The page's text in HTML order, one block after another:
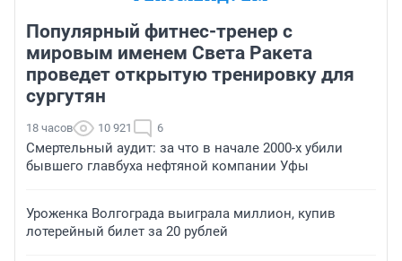
Популярный фитнес-тренер с
мировым именем Света Ракета
проведет открытую тренировку для
сургутян
18 часов 10 921 6
Смертельный аудит: за что в начале 2000-х убили
бывшего главбуха нефтяной компании Уфы
Уроженка Волгограда выиграла миллион, купив
лотерейный билет за 20 рублей